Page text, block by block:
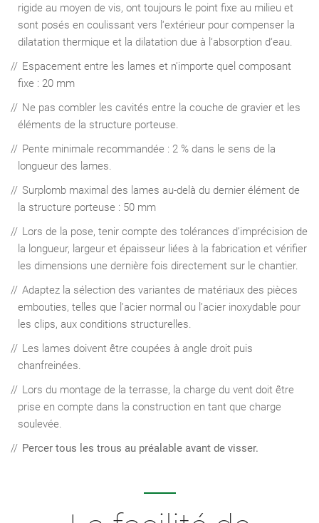
rigide au moyen de vis, ont toujours le point fixe au milieu et
sont posés en coulissant vers l‘extérieur pour compenser la
dilatation thermique et la dilatation due à l‘absorption d‘eau.
Espacement entre les lames et n’importe quel composant
fixe : 20 mm
Ne pas combler les cavités entre la couche de gravier et les
éléments de la structure porteuse.
Pente minimale recommandée : 2 % dans le sens de la
longueur des lames.
Surplomb maximal des lames au-delà du dernier élément de
la structure porteuse : 50 mm
Lors de la pose, tenir compte des tolérances d’imprécision de
la longueur, largeur et épaisseur liées à la fabrication et vérifier
les dimensions une dernière fois directement sur le chantier.
Adaptez la sélection des variantes de matériaux des pièces
embouties, telles que l’acier normal ou l’acier inoxydable pour
les clips, aux conditions structurelles.
Les lames doivent être coupées à angle droit puis
chanfreinées.
Lors du montage de la terrasse, la charge du vent doit être
prise en compte dans la construction en tant que charge
soulevée.
Percer tous les trous au préalable avant de visser.